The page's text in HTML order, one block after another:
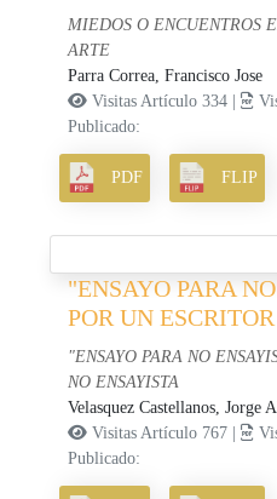
MIEDOS O ENCUENTROS
ARTE
Parra Correa, Francisco Jose
Visitas Artículo 334 |
Publicado:
PDF FLIP
"ENSAYO PARA
POR UN
"ENSAYO PARA NO
NO ENSAYISTA
Velasquez Castellanos, Jorge
Visitas Artículo 767 |
Publicado: